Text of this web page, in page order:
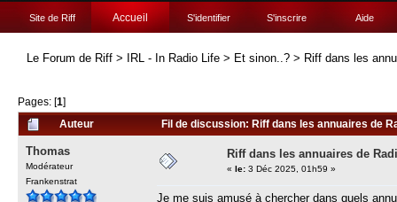
Site de Riff Accueil S'identifier S'inscrire Aide
Le Forum de Riff > IRL - In Radio Life > Et sinon..? > Riff dans les
Pages: [1]
Auteur
Fil de discussion: Riff dans les annuaires de
Thomas
Modérateur
Frankenstrat
Riff dans les annuaires de
« le: 3 Déc 2025, 01h59 »
Je me suis amusé à chercher dans quels